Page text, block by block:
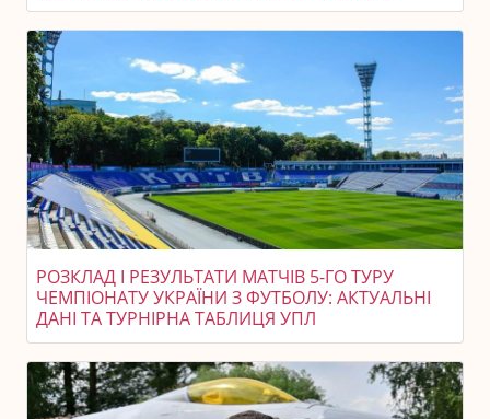
РОЗКЛАД І РЕЗУЛЬТАТИ МАТЧІВ 5-ГО ТУРУ
ЧЕМПІОНАТУ УКРАЇНИ З ФУТБОЛУ: АКТУАЛЬНІ
ДАНІ ТА ТУРНІРНА ТАБЛИЦЯ УПЛ